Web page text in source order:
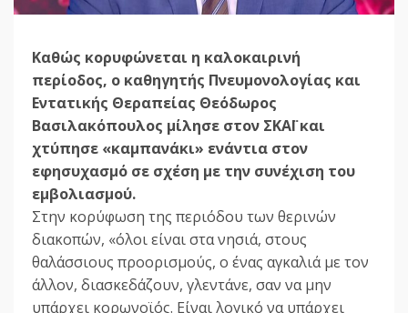
Καθώς κορυφώνεται η καλοκαιρινή
περίοδος, ο καθηγητής Πνευμονολογίας και
Εντατικής Θεραπείας Θεόδωρος
Βασιλακόπουλος μίλησε στον ΣΚΑΪ και
χτύπησε «καμπανάκι» ενάντια στον
εφησυχασμό σε σχέση με την συνέχιση του
εμβολιασμού.
Στην κορύφωση της περιόδου των θερινών
διακοπών, «όλοι είναι στα νησιά, στους
θαλάσσιους προορισμούς, ο ένας αγκαλιά με τον
άλλον, διασκεδάζουν, γλεντάνε, σαν να μην
υπάρχει κορωνοϊός. Είναι λογικό να υπάρχει